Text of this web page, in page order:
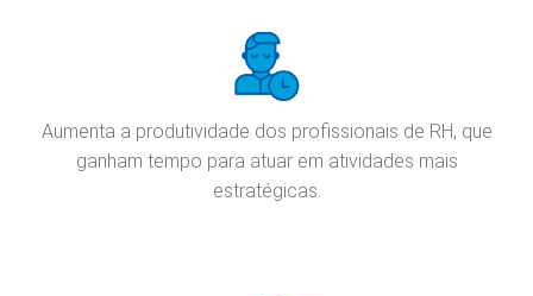
Aumenta a produtividade dos profissionais de RH, que
ganham tempo para atuar em atividades mais
estratégicas.